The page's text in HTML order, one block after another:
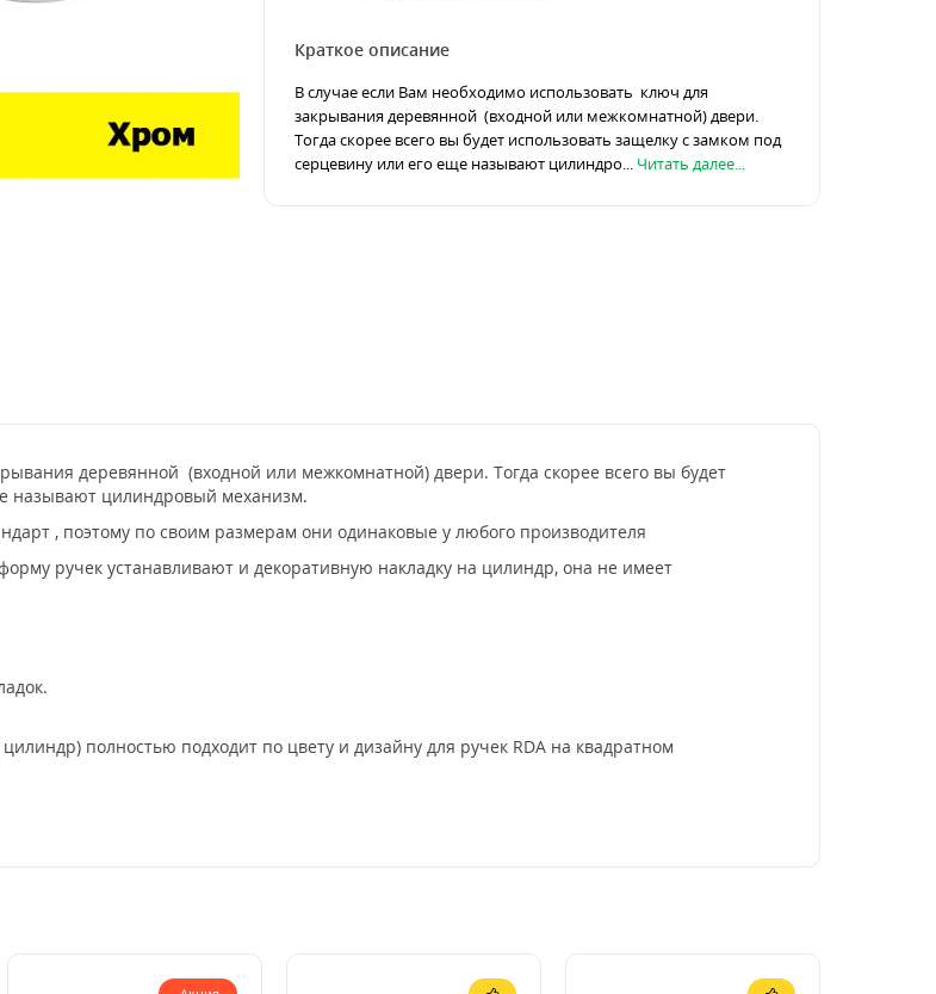
Краткое описание
В случае если Вам необходимо использовать ключ для
закрывания деревянной (входной или межкомнатной) двери.
Тогда скорее всего вы будет использовать защелку с замком под
серцевину или его еще называют цилиндро... Читать далее...
деревянной (входной или межкомнатной) двери. Тогда скорее всего вы будет
называют цилиндровый механизм.
, поэтому по своим размерам они одинаковые у любого производителя
ручек устанавливают и декоративную накладку на цилиндр, она не имеет
полностью подходит по цвету и дизайну для ручек RDA на квадратном